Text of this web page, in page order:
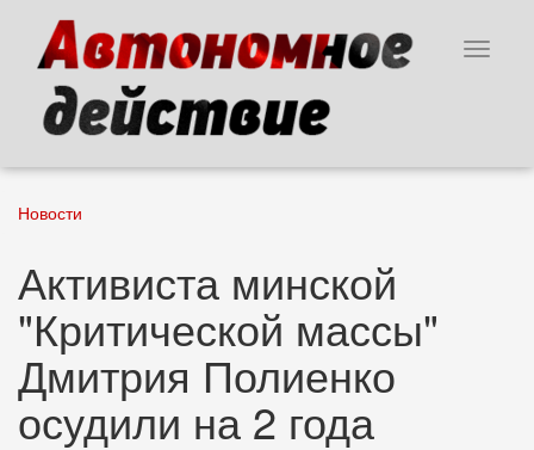
основному
содержанию
Toggle
Новости
Активиста минской
"Критической массы"
Дмитрия Полиенко
осудили на 2 года